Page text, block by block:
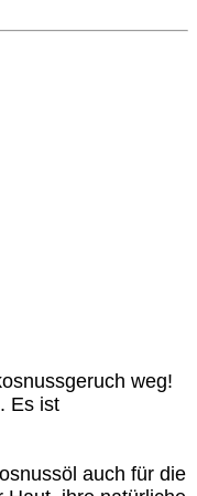
weg!
Es ist
auch für die